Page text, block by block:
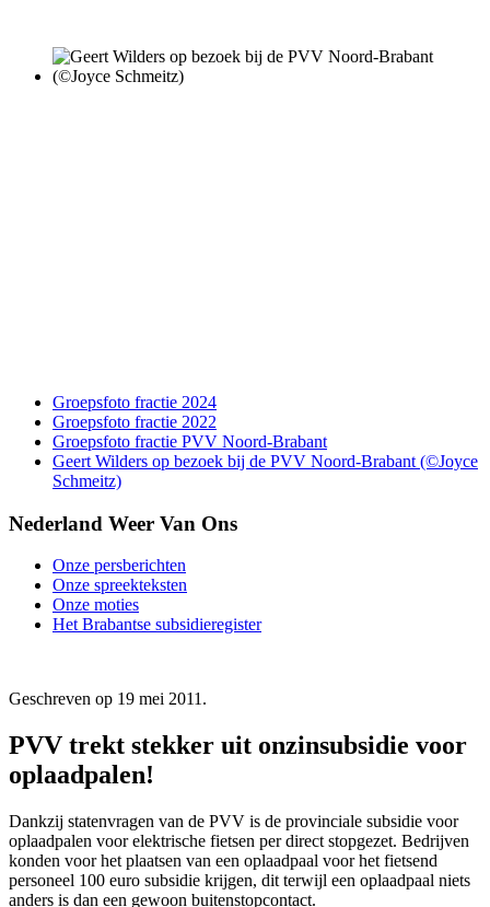
Groepsfoto fractie 2024
Groepsfoto fractie 2022
Groepsfoto fractie PVV Noord-Brabant
Geert Wilders op bezoek bij de PVV Noord-Brabant (©Joyce
Schmeitz)
Nederland Weer Van Ons
Onze persberichten
Onze spreekteksten
Onze moties
Het Brabantse subsidieregister
Geschreven op 19 mei 2011.
PVV trekt stekker uit onzinsubsidie voor
oplaadpalen!
Dankzij statenvragen van de PVV is de provinciale subsidie voor
oplaadpalen voor elektrische fietsen per direct stopgezet. Bedrijven
konden voor het plaatsen van een oplaadpaal voor het fietsend
personeel 100 euro subsidie krijgen, dit terwijl een oplaadpaal niets
anders is dan een gewoon buitenstopcontact.